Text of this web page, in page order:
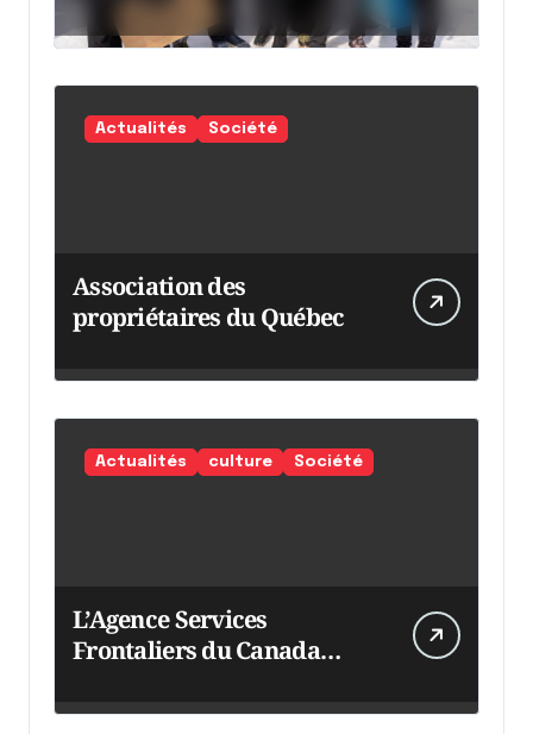
chaumine
Actualités Société
Association des
propriétaires du Québec
Actualités culture Société
L’Agence Services
Frontaliers du Canada